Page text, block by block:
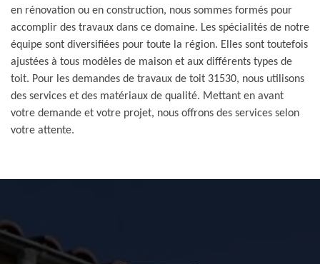
en rénovation ou en construction, nous sommes formés pour
accomplir des travaux dans ce domaine. Les spécialités de notre
équipe sont diversifiées pour toute la région. Elles sont toutefois
ajustées à tous modèles de maison et aux différents types de
toit. Pour les demandes de travaux de toit 31530, nous utilisons
des services et des matériaux de qualité. Mettant en avant
votre demande et votre projet, nous offrons des services selon
votre attente.